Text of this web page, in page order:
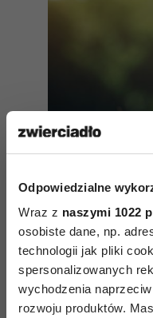
Odpowiedzialne
Wraz z naszymi 1022
osobiste dane, np.
technologii jak pliki
spersonalizowanych
wychodzenia
rozwoju produktów.
Życie w
znaczy?
w pigułce”